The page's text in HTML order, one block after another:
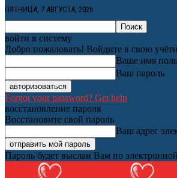
ПЯТНИЦА, 7 АВГУСТА, 2026
войти в систему
Добро пожаловать! Войдите в свою
Ваше имя
Ваш пароль
Forgot your password? Get help
восстановление пароля
Восстановите свой пароль
Ваш адрес
Пароль будет выслан Вам по